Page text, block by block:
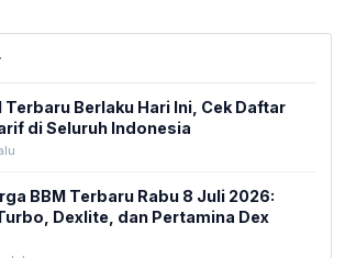
Terbaru Berlaku Hari Ini, Cek Daftar
di Seluruh Indonesia
BBM Terbaru Rabu 8 Juli 2026:
Dexlite, dan Pertamina Dex